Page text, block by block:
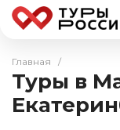
Главная /
Туры в